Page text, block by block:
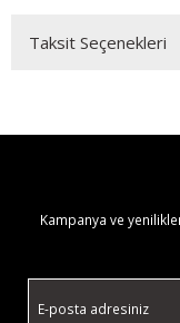
Taksit Seçenekleri
Kampanya ve